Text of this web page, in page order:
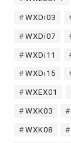
WXDi03
WXDi07
WXDi11
WXDi15
WXEX01
WXK03
WXK08